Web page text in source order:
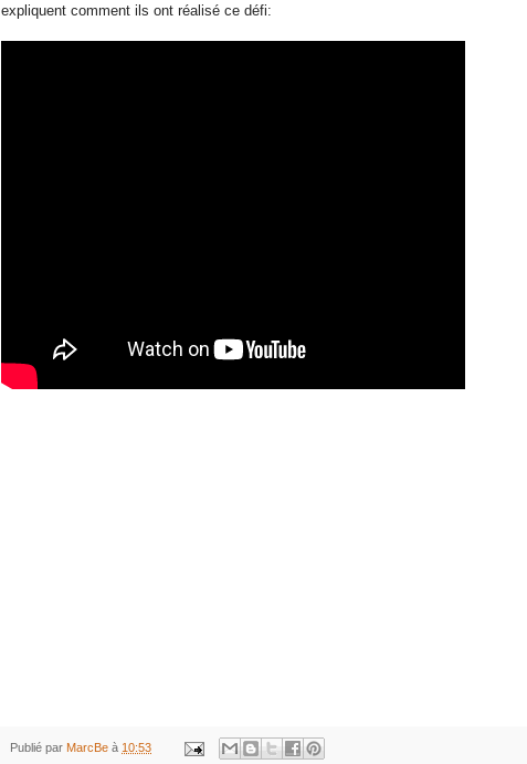
expliquent comment ils ont réalisé ce défi:
Publié par MarcBe à 10:53